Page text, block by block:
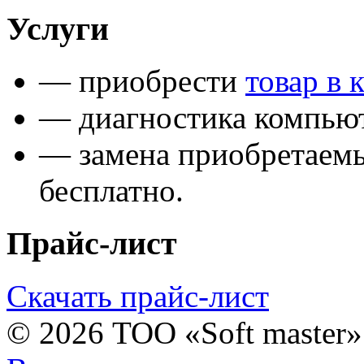
Услуги
— приобрести товар в
— диагностика
— замена
бесплатно.
Прайс-лист
Скачать прайс-лист
© 2026 ТОО «Soft